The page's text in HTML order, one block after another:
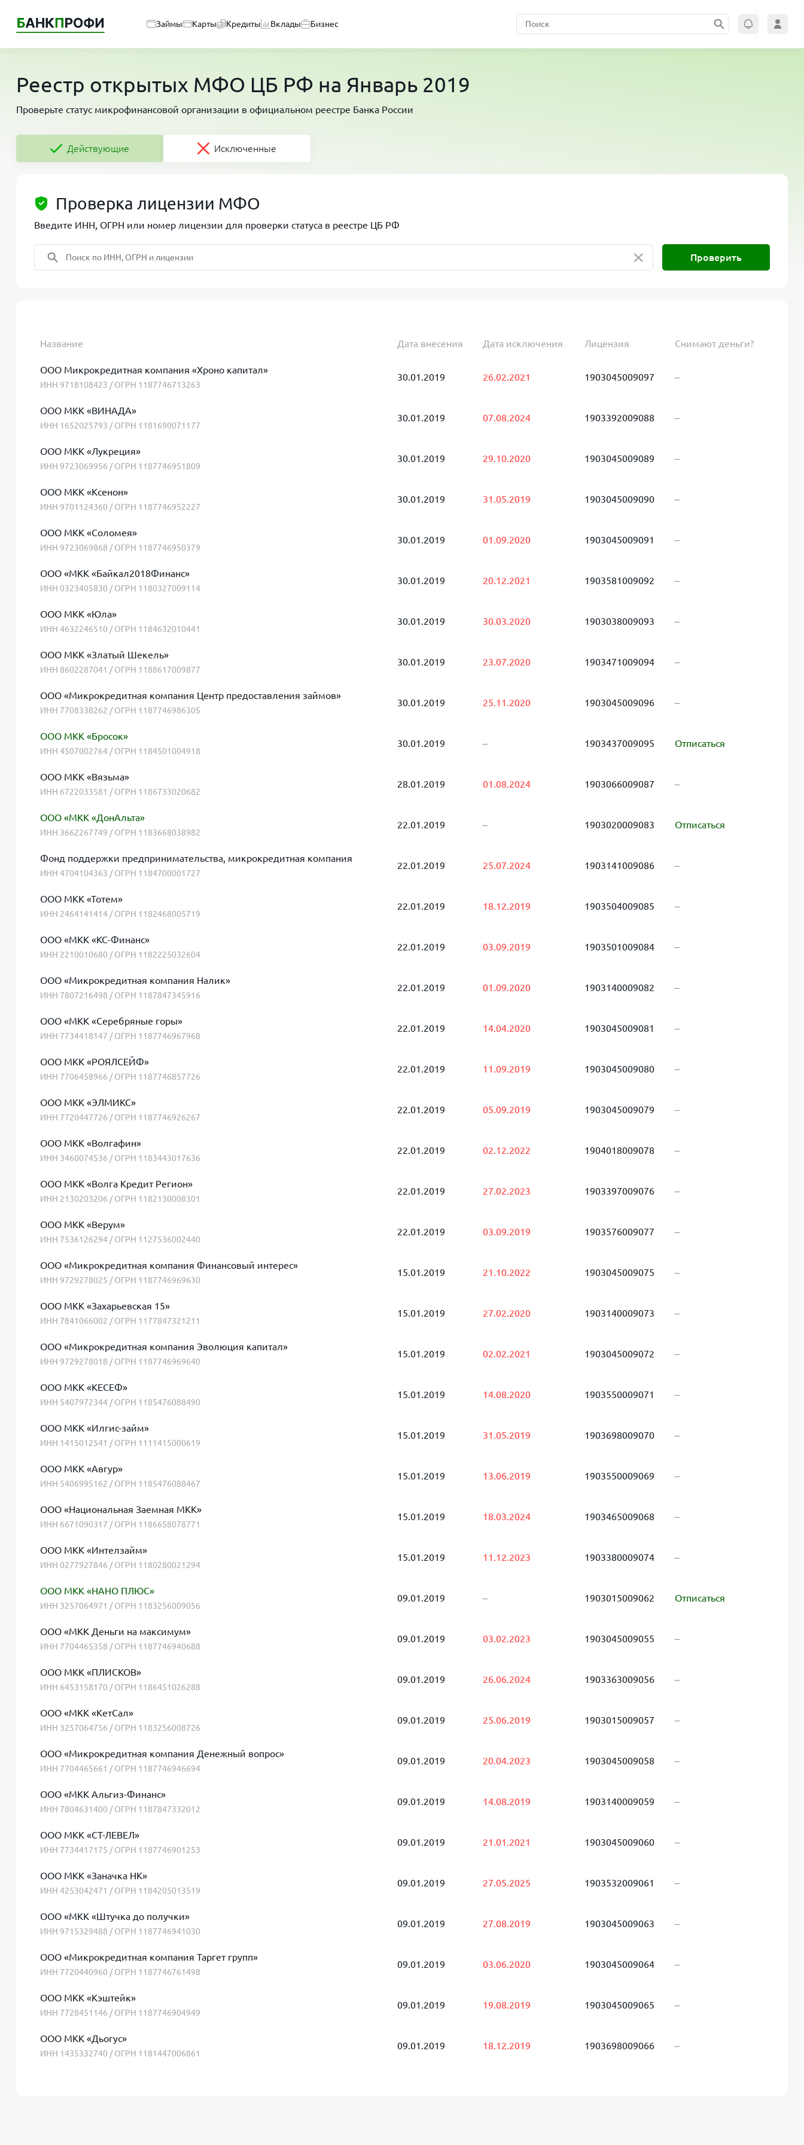
Займы Карты Кредиты Вклады Бизнес
Реестр открытых МФО ЦБ РФ на Январь 2019
Проверьте статус микрофинансовой организации в официальном реестре Банка России
Действующие Исключенные
Проверка лицензии МФО
Введите ИНН, ОГРН или номер лицензии для проверки статуса в реестре ЦБ РФ
Проверить
×
Название Дата внесения Дата исключения Лицензия Снимают деньги?
ООО Микрокредитная компания «Хроно капитал»
ИНН 9718108423 / ОГРН 1187746713263
30.01.2019 26.02.2021 1903045009097 –
ООО МКК «ВИНАДА»
ИНН 1652025793 / ОГРН 1181690071177
30.01.2019 07.08.2024 1903392009088 –
ООО МКК «Лукреция»
ИНН 9723069956 / ОГРН 1187746951809
30.01.2019 29.10.2020 1903045009089 –
ООО МКК «Ксенон»
ИНН 9701124360 / ОГРН 1187746952227
30.01.2019 31.05.2019 1903045009090 –
ООО МКК «Соломея»
ИНН 9723069868 / ОГРН 1187746950379
30.01.2019 01.09.2020 1903045009091 –
ООО «МКК «Байкал2018Финанс»
ИНН 0323405830 / ОГРН 1180327009114
30.01.2019 20.12.2021 1903581009092 –
ООО МКК «Юла»
ИНН 4632246510 / ОГРН 1184632010441
30.01.2019 30.03.2020 1903038009093 –
ООО МКК «Златый Шекель»
ИНН 8602287041 / ОГРН 1188617009877
30.01.2019 23.07.2020 1903471009094 –
ООО «Микрокредитная компания Центр предоставления займов»
ИНН 7708338262 / ОГРН 1187746986305
30.01.2019 25.11.2020 1903045009096 –
ООО МКК «Бросок»
ИНН 4507002764 / ОГРН 1184501004918
30.01.2019 – 1903437009095 Отписаться
ООО МКК «Вязьма»
ИНН 6722033581 / ОГРН 1186733020682
28.01.2019 01.08.2024 1903066009087 –
ООО «МКК «ДонАльта»
ИНН 3662267749 / ОГРН 1183668038982
22.01.2019 – 1903020009083 Отписаться
Фонд поддержки предпринимательства, микрокредитная компания
ИНН 4704104363 / ОГРН 1184700001727
22.01.2019 25.07.2024 1903141009086 –
ООО МКК «Тотем»
ИНН 2464141414 / ОГРН 1182468005719
22.01.2019 18.12.2019 1903504009085 –
ООО «МКК «КС-Финанс»
ИНН 2210010680 / ОГРН 1182225032604
22.01.2019 03.09.2019 1903501009084 –
ООО «Микрокредитная компания Налик»
ИНН 7807216498 / ОГРН 1187847345916
22.01.2019 01.09.2020 1903140009082 –
ООО «МКК «Серебряные горы»
ИНН 7734418147 / ОГРН 1187746967968
22.01.2019 14.04.2020 1903045009081 –
ООО МКК «РОЯЛСЕЙФ»
ИНН 7706458966 / ОГРН 1187746857726
22.01.2019 11.09.2019 1903045009080 –
ООО МКК «ЭЛМИКС»
ИНН 7720447726 / ОГРН 1187746926267
22.01.2019 05.09.2019 1903045009079 –
ООО МКК «Волгафин»
ИНН 3460074536 / ОГРН 1183443017636
22.01.2019 02.12.2022 1904018009078 –
ООО МКК «Волга Кредит Регион»
ИНН 2130203206 / ОГРН 1182130008301
22.01.2019 27.02.2023 1903397009076 –
ООО МКК «Верум»
ИНН 7536126294 / ОГРН 1127536002440
22.01.2019 03.09.2019 1903576009077 –
ООО «Микрокредитная компания Финансовый интерес»
ИНН 9729278025 / ОГРН 1187746969630
15.01.2019 21.10.2022 1903045009075 –
ООО МКК «Захарьевская 15»
ИНН 7841066002 / ОГРН 1177847321211
15.01.2019 27.02.2020 1903140009073 –
ООО «Микрокредитная компания Эволюция капитал»
ИНН 9729278018 / ОГРН 1187746969640
15.01.2019 02.02.2021 1903045009072 –
ООО МКК «КЕСЕФ»
ИНН 5407972344 / ОГРН 1185476088490
15.01.2019 14.08.2020 1903550009071 –
ООО МКК «Илгис-займ»
ИНН 1415012541 / ОГРН 1111415000619
15.01.2019 31.05.2019 1903698009070 –
ООО МКК «Авгур»
ИНН 5406995162 / ОГРН 1185476088467
15.01.2019 13.06.2019 1903550009069 –
ООО «Национальная Заемная МКК»
ИНН 6671090317 / ОГРН 1186658078771
15.01.2019 18.03.2024 1903465009068 –
ООО МКК «Интелзайм»
ИНН 0277927846 / ОГРН 1180280021294
15.01.2019 11.12.2023 1903380009074 –
ООО МКК «НАНО ПЛЮС»
ИНН 3257064971 / ОГРН 1183256009056
09.01.2019 – 1903015009062 Отписаться
ООО «МКК Деньги на максимум»
ИНН 7704465358 / ОГРН 1187746940688
09.01.2019 03.02.2023 1903045009055 –
ООО МКК «ПЛИСКОВ»
ИНН 6453158170 / ОГРН 1186451026288
09.01.2019 26.06.2024 1903363009056 –
ООО «МКК «КетСал»
ИНН 3257064756 / ОГРН 1183256008726
09.01.2019 25.06.2019 1903015009057 –
ООО «Микрокредитная компания Денежный вопрос»
ИНН 7704465661 / ОГРН 1187746946694
09.01.2019 20.04.2023 1903045009058 –
ООО «МКК Альгиз-Финанс»
ИНН 7804631400 / ОГРН 1187847332012
09.01.2019 14.08.2019 1903140009059 –
ООО МКК «СТ-ЛЕВЕЛ»
ИНН 7734417175 / ОГРН 1187746901253
09.01.2019 21.01.2021 1903045009060 –
ООО МКК «Заначка НК»
ИНН 4253042471 / ОГРН 1184205013519
09.01.2019 27.05.2025 1903532009061 –
ООО «МКК «Штучка до получки»
ИНН 9715329488 / ОГРН 1187746941030
09.01.2019 27.08.2019 1903045009063 –
ООО «Микрокредитная компания Таргет групп»
ИНН 7720440960 / ОГРН 1187746761498
09.01.2019 03.06.2020 1903045009064 –
ООО МКК «Кэштейк»
ИНН 7728451146 / ОГРН 1187746904949
09.01.2019 19.08.2019 1903045009065 –
ООО МКК «Дьогус»
ИНН 1435332740 / ОГРН 1181447006861
09.01.2019 18.12.2019 1903698009066 –